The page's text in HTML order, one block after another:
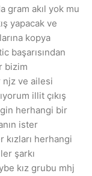
gram akıl yok mu
yapacak ve
kopya
başarısından
bizim
njz ve ailesi
illit çıkış
herhangi bir
ister
kızları herhangi
şarkı
kız grubu mhj